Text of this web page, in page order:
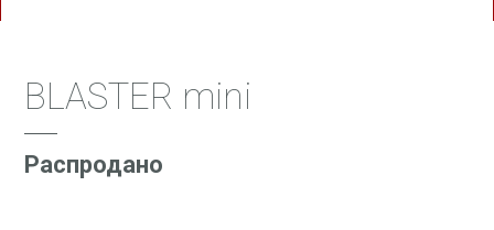
BLASTER mini
Распродано